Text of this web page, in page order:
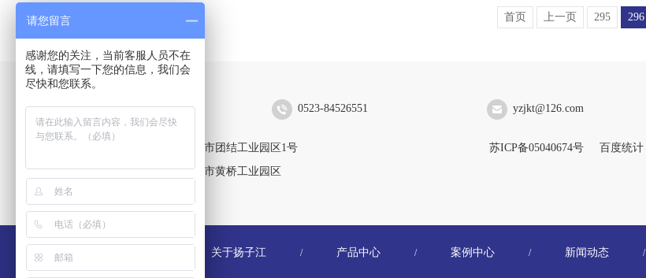
首页 上一页 295 296
扬子江空调集团有限公司 0523-84526551 yzjkt@126.com
靖江生产区：江苏省靖江市团结工业园区1号
黄桥生产区：江苏省泰兴市黄桥工业园区
苏ICP备05040674号 百度统计
关于扬子江 / 产品中心 / 案例中心 / 新闻动态 /
请您留言
感谢您的关注，当前客服人员不在
线，请填写一下您的信息，我们会
尽快和您联系。